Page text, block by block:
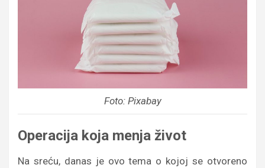
Foto: Pixabay
Operacija koja menja život
Na sreću, danas je ovo tema o kojoj se otvoreno